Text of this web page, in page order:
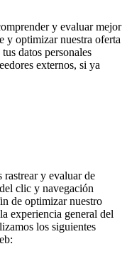
y evaluar mejor
y optimizar nuestra oferta
datos personales
externos, si ya
rastrear y evaluar de
clic y navegación
de optimizar nuestro
experiencia general del
los siguientes